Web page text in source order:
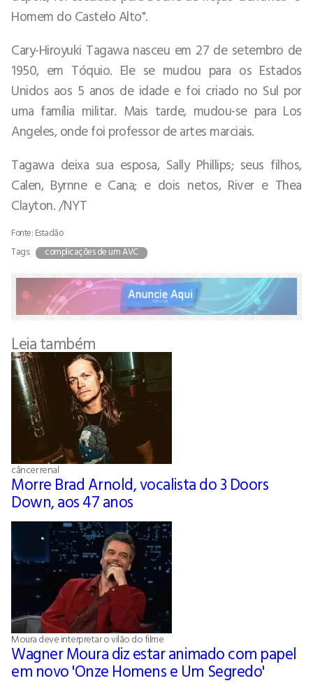
Homem do Castelo Alto".
Cary-Hiroyuki Tagawa nasceu em 27 de setembro de
1950, em Tóquio. Ele se mudou para os Estados
Unidos aos 5 anos de idade e foi criado no Sul por
uma família militar. Mais tarde, mudou-se para Los
Angeles, onde foi professor de artes marciais.
Tagawa deixa sua esposa, Sally Phillips; seus filhos,
Calen, Byrnne e Cana; e dois netos, River e Thea
Clayton. /NYT
Fonte: Estadão
Tags:
complicações de um AVC
Leia também
câncer renal
Morre Brad Arnold, vocalista do 3 Doors
Down, aos 47 anos
Moura deve interpretar o vilão do filme
Wagner Moura diz estar animado com papel
em novo 'Onze Homens e Um Segredo'